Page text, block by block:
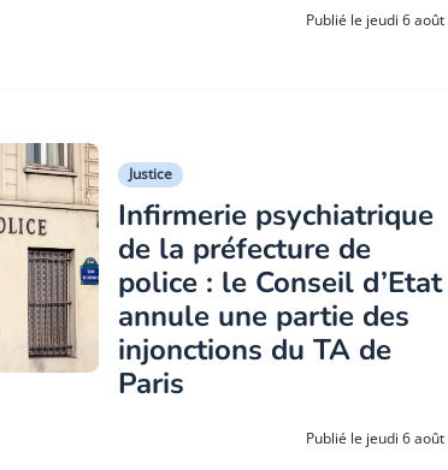
Publié le jeudi 6 août
Justice
Infirmerie psychiatrique
de la préfecture de
police : le Conseil d’Etat
annule une partie des
injonctions du TA de
Paris
Publié le jeudi 6 août